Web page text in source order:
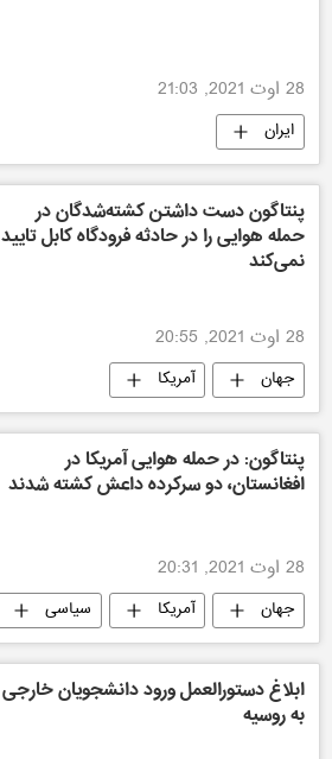
28 اوت 2021, 21:03
ایران
پنتاگون دست داشتن کشته‌شدگان در
حمله هوایی را در حادثه فرودگاه کابل تایید
نمی‌کند
28 اوت 2021, 20:55
جهان آمریکا
پنتاگون: در حمله هوایی آمریکا در
افغانستان، دو سرکرده داعش کشته شدند
28 اوت 2021, 20:31
جهان آمریکا سیاسی
ابلاغ دستورالعمل ورود دانشجویان خارجی
به روسیه